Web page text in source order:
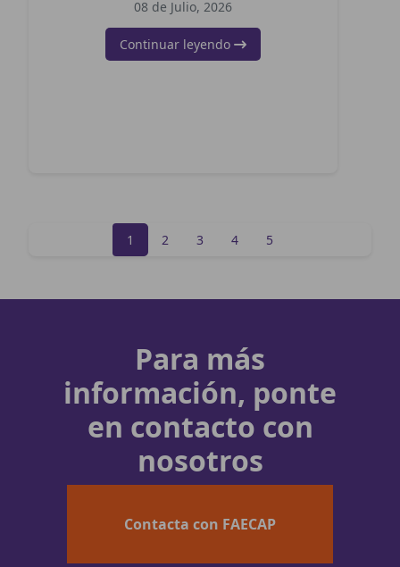
08 de Julio, 2026
Continuar leyendo
1 2 3 4 5
Para más
información, ponte
en contacto con
nosotros
Contacta con FAECAP